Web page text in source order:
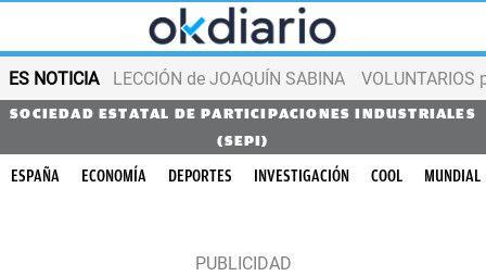
ES NOTICIA LECCIÓN de JOAQUÍN SABINA VOLUNTARIOS
SOCIEDAD ESTATAL DE PARTICIPACIONES INDUSTRIALES
(SEPI)
ESPAÑA ECONOMÍA DEPORTES INVESTIGACIÓN COOL MUNDIAL